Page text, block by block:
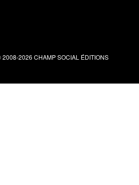
2008-2026 CHAMP SOCIAL ÉDITIONS